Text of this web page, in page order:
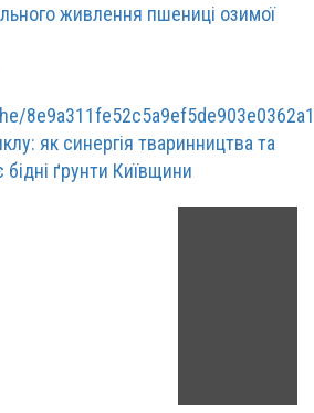
живлення пшениці озимої
як синергія тваринництва та
ґрунти Київщини